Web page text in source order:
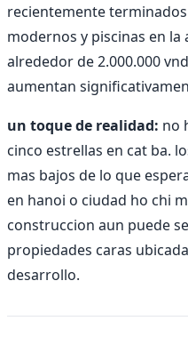
recientemente
modernos y piscinas en
alrededor de 2.000.000
aumentan
un toque de realidad: no
cinco estrellas en cat ba.
mas bajos de lo que
en hanoi o ciudad ho chi
construccion aun puede
propiedades caras
desarrollo.